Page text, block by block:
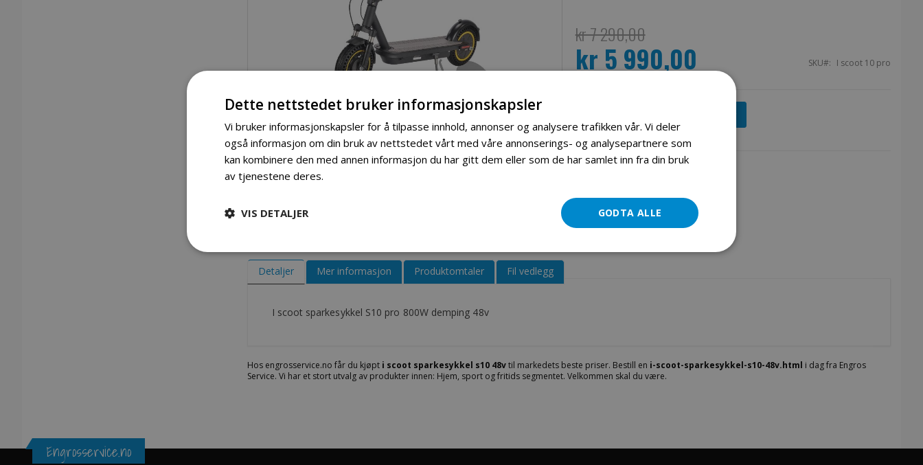
til
begynnelsen
kr 7 290,00
Spesialpris
kr 5 990,00 SKU I scoot 10 pro
Detaljer
I scoot sparkesykkel S10 pro 800W demping 48v
Mer informasjon Produktomtaler Fil vedlegg
Hos engrosservice.no får du kjøpt i scoot sparkesykkel s10 48vtil markedets beste priser. Bestill en i-scoot-sparkesykkel-s10-48v.html i dag fra Engros
Service. Vi har et stort utvalg av produkter innen: Hjem, sport og fritids segmentet. Velkommen skal du være.
Engrosservice.no
Dette nettstedet bruker informasjonskapsler
Vi bruker informasjonskapsler for å tilpasse innhold, annonser og analysere trafikken vår. Vi deler
også informasjon om din bruk av nettstedet vårt med våre annonserings- og analysepartnere som
kan kombinere den med annen informasjon du har gitt dem eller som de har samlet inn fra din bruk
av tjenestene deres.
GODTA ALLE
VIS DETALJER